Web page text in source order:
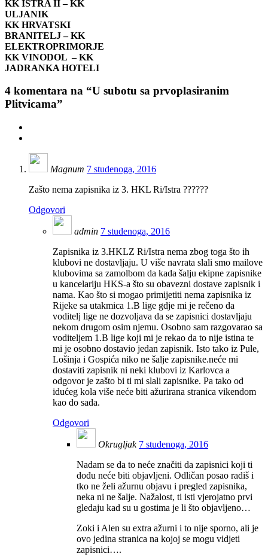
KK ISTRA II – KK
ULJANIK
KK HRVATSKI
BRANITELJ – KK
ELEKTROPRIMORJE
KK VINODOL – KK
JADRANKA HOTELI
4 komentara na “U subotu sa prvoplasiranim
Plitvicama”
Magnum 7 studenoga, 2016
Zašto nema zapisnika iz 3. HKL Ri/Istra ??????
Odgovori
admin 7 studenoga, 2016
Zapisnika iz 3.HKLZ Ri/Istra nema zbog toga što ih
klubovi ne dostavljaju. U više navrata slali smo mailove
klubovima sa zamolbom da kada šalju ekipne zapisnike
u kancelariju HKS-a što su obavezni dostave zapisnik i
nama. Kao što si mogao primijetiti nema zapisnika iz
Rijeke sa utakmica 1.B lige gdje mi je rečeno da
voditelj lige ne dozvoljava da se zapisnici dostavljaju
nekom drugom osim njemu. Osobno sam razgovarao sa
voditeljem 1.B lige koji mi je rekao da to nije istina te
mi je osobno dostavio jedan zapisnik. Isto tako iz Pule,
Lošinja i Gospića niko ne šalje zapisnike.neće mi
dostaviti zapisnik ni neki klubovi iz Karlovca a
odgovor je zašto bi ti mi slali zapisnike. Pa tako od
idućeg kola više neće biti ažurirana stranica vikendom
kao do sada.
Odgovori
Okrugljak 7 studenoga, 2016
Nadam se da to neće značiti da zapisnici koji ti
dođu neće biti objavljeni. Odličan posao radiš i
tko ne želi ažurnu objavu i pregled zapisnika,
neka ni ne šalje. Nažalost, ti isti vjerojatno prvi
gledaju kad su u gostima je li što objavljeno…
Zoki i Alen su extra ažurni i to nije sporno, ali je
ovo jedina stranica na kojoj se mogu vidjeti
zapisnici….